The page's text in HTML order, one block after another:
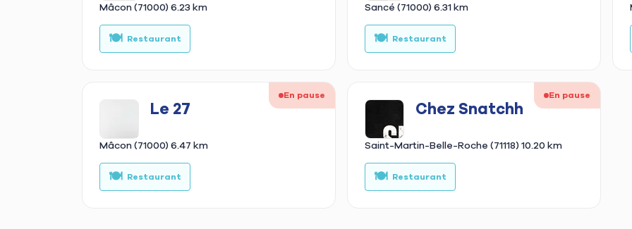
Mâcon (71000) 6.23 km
🍽️ Restaurant
Sancé (71000) 6.31 km
🍽️ Restaurant
En pause
Le 27
Mâcon (71000) 6.47 km
🍽️ Restaurant Burger
En pause
Chez Snatchh
Saint-Martin-Belle-Roche (71118) 10.20 km
🍽️ Restaurant